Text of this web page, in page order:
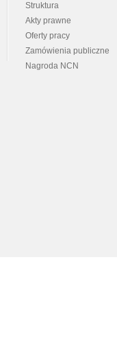
Struktura
Akty prawne
Oferty pracy
Zamówienia publiczne
Nagroda NCN